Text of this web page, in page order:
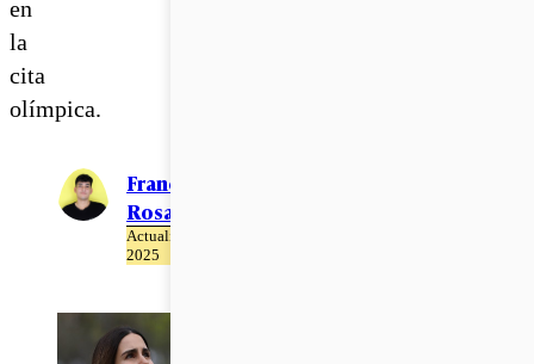
en
la
cita
olímpica.
Francisco
Rosales
Actualizado el 23 de Abril del
2025